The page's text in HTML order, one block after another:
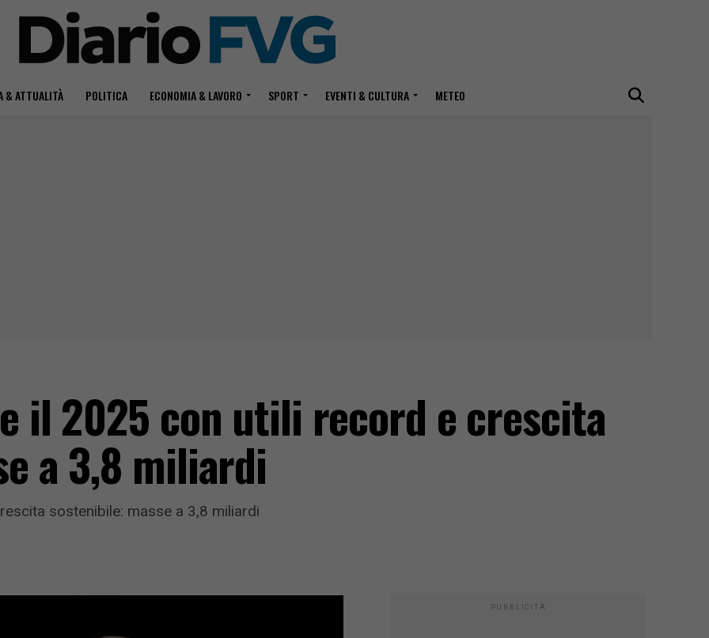
& ATTUALITÀ POLITICA ECONOMIA & LAVORO SPORT EVENTI & CULTURA METEO
il 2025 con utili record e crescita
a 3,8 miliardi
sostenibile: masse a 3,8 miliardi
PUBBLICITÀ